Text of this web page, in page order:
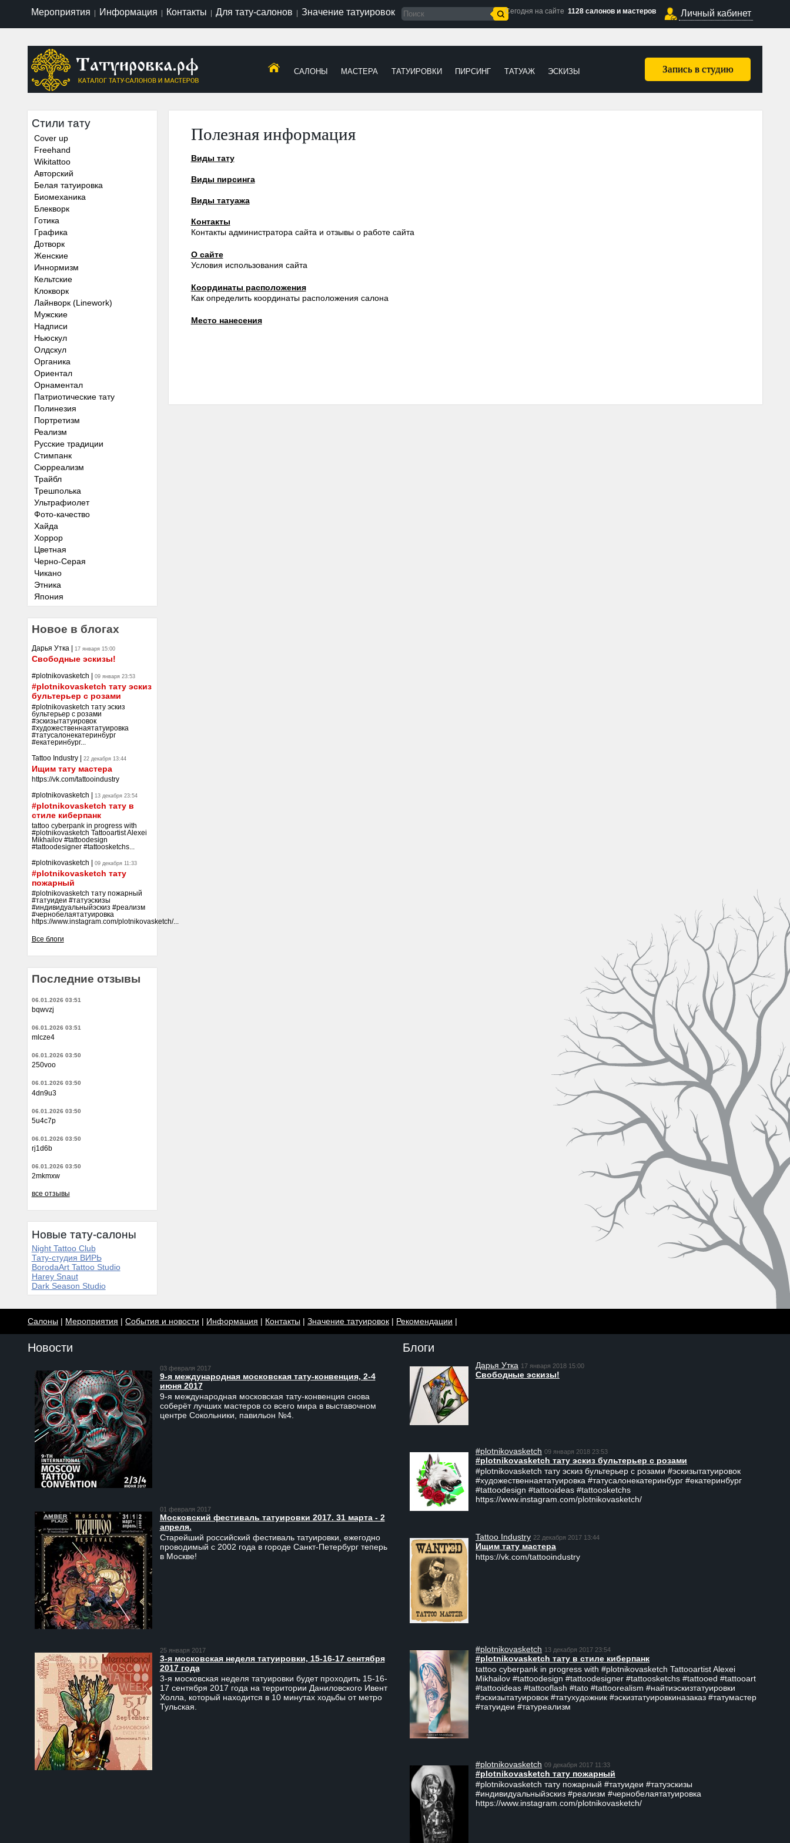
Мероприятия Информация Контакты Для тату-салонов Значение татуировок Сегодня на сайте 1128 салонов и мастеров Личный кабинет
Запись в студию
САЛОНЫ МАСТЕРА ТАТУИРОВКИ ПИРСИНГ ТАТУАЖ ЭСКИЗЫ
Полезная информация
Виды тату
Виды пирсинга
Виды татуажа
Контакты
Контакты администратора сайта и отзывы о работе сайта
О сайте
Условия использования сайта
Координаты расположения
Как определить координаты расположения салона
Место нанесения
Стили тату
Cover up
Freehand
Wikitattoo
Авторский
Белая татуировка
Биомеханика
Блекворк
Готика
Графика
Дотворк
Женские
Иннормизм
Кельтские
Клокворк
Лайнворк (Linework)
Мужские
Надписи
Ньюскул
Олдскул
Органика
Ориентал
Орнаментал
Патриотические тату
Полинезия
Портретизм
Реализм
Русские традиции
Стимпанк
Сюрреализм
Трайбл
Трешполька
Ультрафиолет
Фото-качество
Хайда
Хоррор
Цветная
Черно-Серая
Чикано
Этника
Япония
Новое в блогах
Дарья Утка 17 января 15:00
Свободные эскизы!
#plotnikovasketch 09 января 23:53
#plotnikovasketch тату эскиз
бультерьер с розами
#plotnikovasketch тату эскиз
бультерьер с розами
#эскизытатуировок
#художественнаятатуировка
#татусалонекатеринбург
#екатеринбург...
Tattoo Industry| 22 декабря 13:44
Ищим тату мастера
https://vk.com/tattooindustry
#plotnikovasketch 13 декабря 23:54
#plotnikovasketch тату в
стиле киберпанк
tattoo cyberpank in progress with
#plotnikovasketch Tattooartist Alexei
Mikhailov #tattoodesign
#tattoodesigner #tattoosketchs...
#plotnikovasketch 09 декабря 11:33
#plotnikovasketch тату
пожарный
#plotnikovasketch тату пожарный
#татуидеи #татуэскизы
#индивидуальныйэскиз #реализм
#чернобелаятатуировка
https://www.instagram.com/plotnikovasketch/...
Все блоги
Последние отзывы
06.01.2026 03:51
bqwvzj
06.01.2026 03:51
mlcze4
06.01.2026 03:50
250voo
06.01.2026 03:50
4dn9u3
06.01.2026 03:50
5u4c7p
06.01.2026 03:50
rj1d6b
06.01.2026 03:50
2mkmxw
все отзывы
Новые тату-салоны
Night Tattoo Club
Тату-студия ВИРЬ
BorodaArt Tattoo Studio
Harey Snaut
Dark Season Studio
Салоны | Мероприятия | События и новости | Информация | Контакты | Значение татуировок | Рекомендации |
Новости
03 февраля 2017
9-я международная московская тату-конвенция, 2-4
июня 2017
9-я международная московская тату-конвенция снова
соберёт лучших мастеров со всего мира в выставочном
центре Сокольники, павильон №4.
01 февраля 2017
Московский фестиваль татуировки 2017. 31 марта - 2
апреля.
Старейший российский фестиваль татуировки, ежегодно
проводимый с 2002 года в городе Санкт-Петербург теперь
в Москве!
25 января 2017
3-я московская неделя татуировки, 15-16-17 сентября
2017 года
3-я московская неделя татуировки будет проходить 15-16-
17 сентября 2017 года на территории Даниловского Ивент
Холла, который находится в 10 минутах ходьбы от метро
Тульская.
Блоги
Дарья Утка 17 января 2018 15:00
Свободные эскизы!
#plotnikovasketch 09 января 2018 23:53
#plotnikovasketch тату эскиз бультерьер с розами
#plotnikovasketch тату эскиз бультерьер с розами #эскизытатуировок
#художественнаятатуировка #татусалонекатеринбург #екатеринбург
#tattoodesign #tattooideas #tattoosketchs
https://www.instagram.com/plotnikovasketch/
Tattoo Industry 22 декабря 2017 13:44
Ищим тату мастера
https://vk.com/tattooindustry
#plotnikovasketch 13 декабря 2017 23:54
#plotnikovasketch тату в стиле киберпанк
tattoo cyberpank in progress with #plotnikovasketch Tattooartist Alexei
Mikhailov #tattoodesign #tattoodesigner #tattoosketchs #tattooed #tattooart
#tattooideas #tattooflash #tato #tattoorealism #найтиэскизтатуировки
#эскизытатуировок #татухудожник #эскизтатуировкиназаказ #татумастер
#татуидеи #татуреализм
#plotnikovasketch 09 декабря 2017 11:33
#plotnikovasketch тату пожарный
#plotnikovasketch тату пожарный #татуидеи #татуэскизы
#индивидуальныйэскиз #реализм #чернобелаятатуировка
https://www.instagram.com/plotnikovasketch/